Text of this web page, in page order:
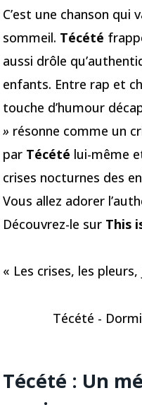
C’est une chanson
sommeil. Técété
aussi drôle
enfants. Entre rap et
touche d’humour
» résonne comme un
par Técété lui-même
crises nocturnes des
Vous allez adorer
Découvrez-le sur This
« Les crises, les
Técété -
Técété : Un